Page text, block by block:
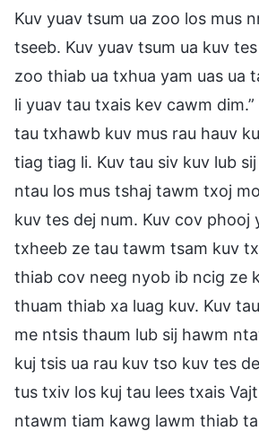
Kuv yuav tsum ua zoo los mus
tseeb. Kuv yuav tsum ua kuv
zoo thiab ua txhua yam uas ua
li yuav tau txais kev cawm
tau txhawb kuv mus rau hauv
tiag tiag li. Kuv tau siv kuv lub
ntau los mus tshaj tawm txoj
kuv tes dej num. Kuv cov phooj
txheeb ze tau tawm tsam kuv
thiab cov neeg nyob ib ncig ze
thuam thiab xa luag kuv. Kuv
me ntsis thaum lub sij hawm
kuj tsis ua rau kuv tso kuv tes
tus txiv los kuj tau lees txais
ntawm tiam kawg lawm thiab